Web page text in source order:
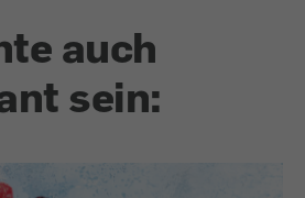
auch
sein: